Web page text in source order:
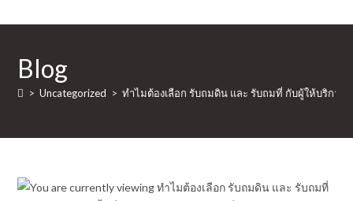
Blog
> Uncategorized > ทำไมต้องเลือก รับถมดิน และ รับถมที่ กับผู้ให้บริการ